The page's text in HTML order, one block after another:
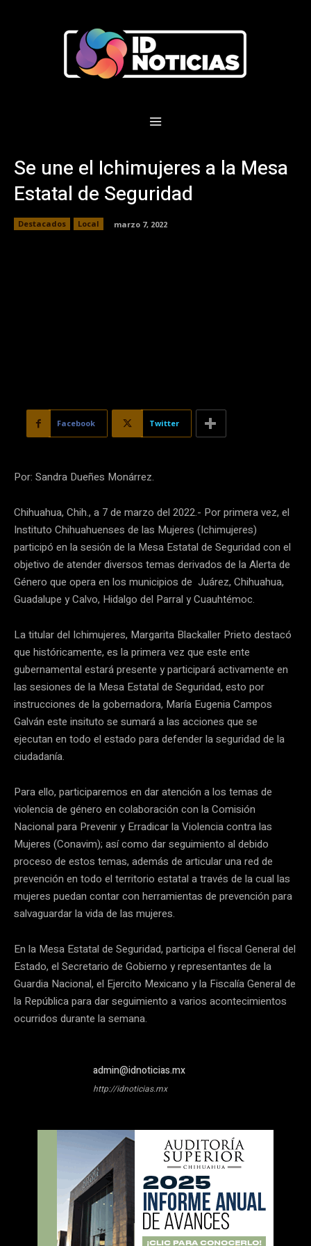
Se une el Ichimujeres a la Mesa
Estatal de Seguridad
Destacados Local marzo 7, 2022
Facebook Twitter
Por: Sandra Dueñes Monárrez.
Chihuahua, Chih., a 7 de marzo del 2022.- Por primera vez, el
Instituto Chihuahuenses de las Mujeres (Ichimujeres)
participó en la sesión de la Mesa Estatal de Seguridad con el
objetivo de atender diversos temas derivados de la Alerta de
Género que opera en los municipios de Juárez, Chihuahua,
Guadalupe y Calvo, Hidalgo del Parral y Cuauhtémoc.
La titular del Ichimujeres, Margarita Blackaller Prieto destacó
que históricamente, es la primera vez que este ente
gubernamental estará presente y participará activamente en
las sesiones de la Mesa Estatal de Seguridad, esto por
instrucciones de la gobernadora, María Eugenia Campos
Galván este insituto se sumará a las acciones que se
ejecutan en todo el estado para defender la seguridad de la
ciudadanía.
Para ello, participaremos en dar atención a los temas de
violencia de género en colaboración con la Comisión
Nacional para Prevenir y Erradicar la Violencia contra las
Mujeres (Conavim); así como dar seguimiento al debido
proceso de estos temas, además de articular una red de
prevención en todo el territorio estatal a través de la cual las
mujeres puedan contar con herramientas de prevención para
salvaguardar la vida de las mujeres.
En la Mesa Estatal de Seguridad, participa el fiscal General del
Estado, el Secretario de Gobierno y representantes de la
Guardia Nacional, el Ejercito Mexicano y la Fiscalía General de
la República para dar seguimiento a varios acontecimientos
ocurridos durante la semana.
admin@idnoticias.mx
http://idnoticias.mx